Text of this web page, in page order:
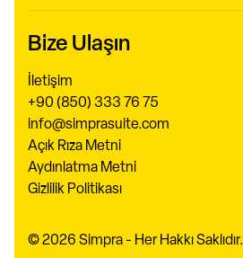
Bize Ulaşın
İletişim
+90 (850) 333 76 75
info@simprasuite.com
Açık Rıza Metni
Aydınlatma Metni
Gizlilik Politikası
© 2026 Simpra - Her Hakkı Saklıdır.